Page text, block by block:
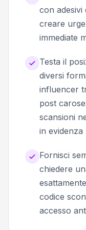
con
creare
immediate
Testa il
diversi
influencer
post
scansioni
in evidenza
Fornisci
chiedere
codice
accesso